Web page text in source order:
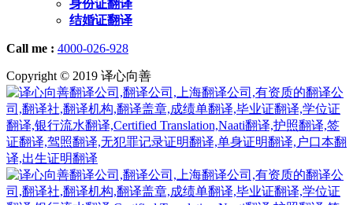
身份证翻译
结婚证翻译
Call me : 4000-026-928
Copyright © 2019 译心向善